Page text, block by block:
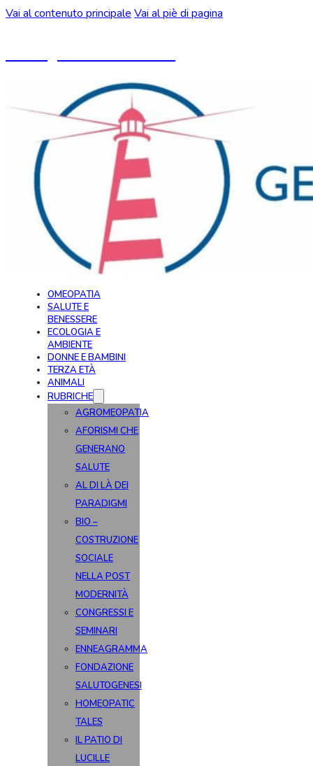
Vai al contenuto principale Vai al piè di pagina
OMEOPATIA
SALUTE E
BENESSERE
ECOLOGIA E
AMBIENTE
DONNE E BAMBINI
TERZA ETÀ
ANIMALI
RUBRICHE
AGROMEOPATIA
AFORISMI CHE
GENERANO
SALUTE
AL DI LÀ DEI
PARADIGMI
BIO –
COSTRUZIONE
SOCIALE
NELLA POST
MODERNITÀ
CONGRESSI E
SEMINARI
ENNEAGRAMMA
FONDAZIONE
SALUTOGENESI
HOMEOPATIC
TALES
IL PATIO DI
LUCILLE